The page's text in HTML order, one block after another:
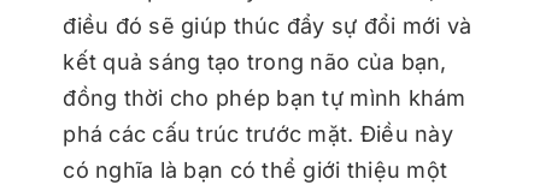
điều đó sẽ giúp thúc đẩy sự đổi mới và
kết quả sáng tạo trong não của bạn,
đồng thời cho phép bạn tự mình khám
phá các cấu trúc trước mặt. Điều này
có nghĩa là bạn có thể giới thiệu một